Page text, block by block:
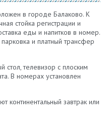
в городе Балаково. К
стойка регистрации и
еды и напитков в номер.
парковка и платный трансфер
стол, телевизор с плоским
В номерах установлен
континентальный завтрак или